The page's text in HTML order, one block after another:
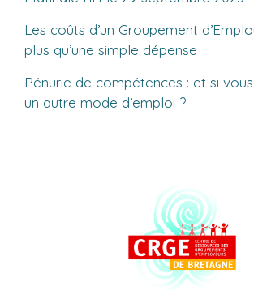
Les coûts d’un Groupement
plus qu’une simple dépense
Pénurie de compétences : et si
un autre mode d’emploi ?